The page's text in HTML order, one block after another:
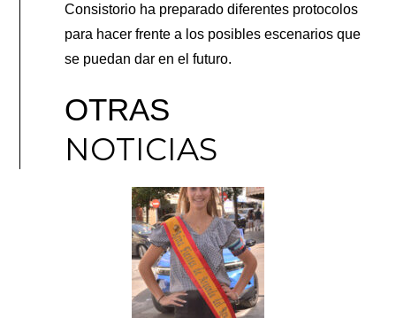
Consistorio ha preparado diferentes protocolos
para hacer frente a los posibles escenarios que
se puedan dar en el futuro.
OTRAS
NOTICIAS